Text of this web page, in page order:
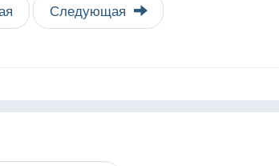
Следующая